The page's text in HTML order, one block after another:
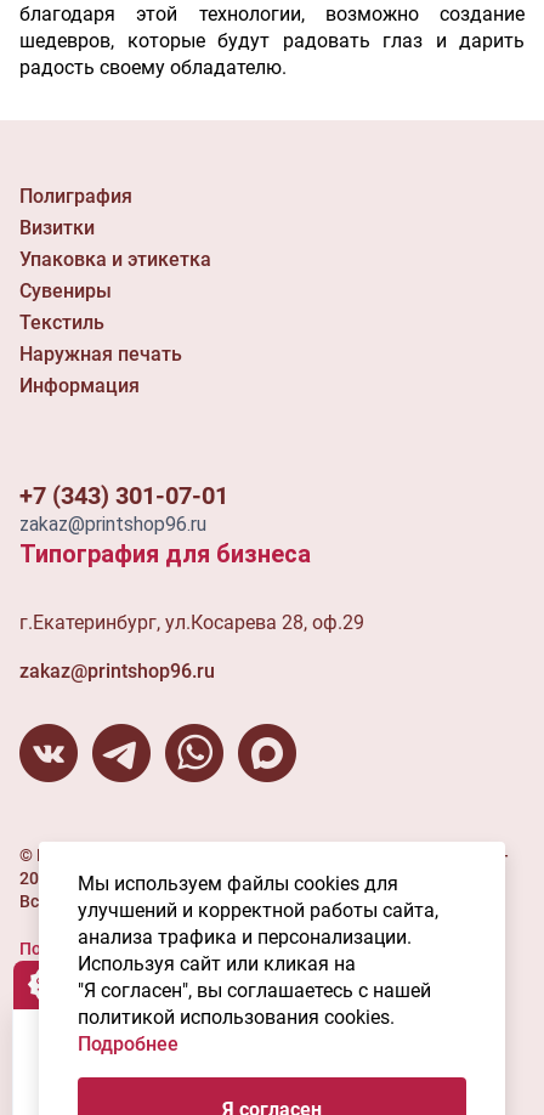
благодаря этой технологии, возможно создание
шедевров, которые будут радовать глаз и дарить
радость своему обладателю.
Полиграфия
Визитки
Упаковка и этикетка
Сувениры
Текстиль
Наружная печать
Информация
+7 (343) 301-07-01
zakaz@printshop96.ru
Типография для бизнеса
г.Екатеринбург, ул.Косарева 28, оф.29
zakaz@printshop96.ru
© ИП Угленко В.С. (Типография "Мастерская печати" ), 2016-
2026
Все права защищены.
Политика конфиденциальности
Пользовательское соглашение
О файлах Cookie
Мы используем файлы cookies для
улучшений и корректной работы сайта,
анализа трафика и персонализации.
Используя сайт или кликая на
"Я согласен", вы соглашаетесь с нашей
политикой использования cookies.
Подробнее
Я согласен
Скидка 5.0%
Скидка 5.0%
при самостоятельном оформлении